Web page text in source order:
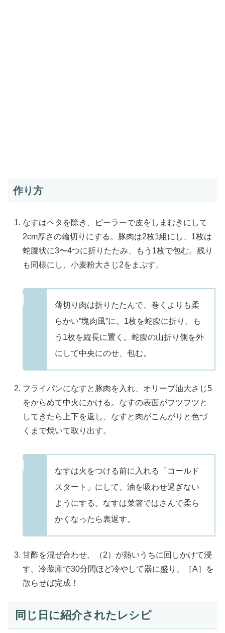
作り方
なすはヘタを除き、ピーラーで皮をしまむきにして
2cm厚さの輪切りにする。豚肉は2枚1組にし、1枚は
蛇腹状に3〜4つに折りたたみ、もう1枚で包む。残り
も同様にし、小麦粉大さじ2をまぶす。
薄切り肉は折りたたんで、巻くよりも柔
らかい”塊肉風”に。1枚を蛇腹に折り、も
う1枚を縦長に置く。蛇腹の山折り側を外
にして中央にのせ、包む。
フライパンになすと豚肉を入れ、オリーブ油大さじ5
をからめて中火にかける。なすの表面がフツフツと
してきたら上下を返し、なすと肉がこんがりと色づ
くまで焼いて取り出す。
なすは火をつける前に入れる「コールド
スタート」にして、油を吸わせ過ぎない
ようにする。なすは菜箸ではさんで柔ら
かくなったら裏返す。
甘酢を混ぜ合わせ、（2）が熱いうちに回しかけて浸
す。冷蔵庫で30分間ほど冷やして器に盛り、［A］を
散らせば完成！
同じ日に紹介されたレシピ